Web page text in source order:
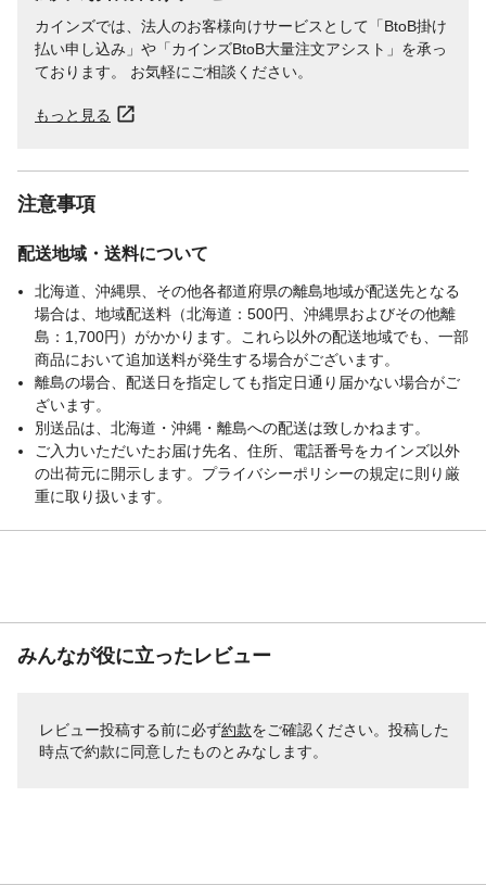
カインズでは、法人のお客様向けサービスとして「BtoB掛け
払い申し込み」や「カインズBtoB大量注文アシスト」を承っ
ております。 お気軽にご相談ください。
もっと見る
注意事項
配送地域・送料について
北海道、沖縄県、その他各都道府県の離島地域が配送先となる
場合は、地域配送料（北海道：500円、沖縄県およびその他離
島：1,700円）がかかります。これら以外の配送地域でも、一部
商品において追加送料が発生する場合がございます。
離島の場合、配送日を指定しても指定日通り届かない場合がご
ざいます。
別送品は、北海道・沖縄・離島への配送は致しかねます。
ご入力いただいたお届け先名、住所、電話番号をカインズ以外
の出荷元に開示します。プライバシーポリシーの規定に則り厳
重に取り扱います。
みんなが役に立ったレビュー
レビュー投稿する前に必ず約款をご確認ください。投稿した
時点で約款に同意したものとみなします。